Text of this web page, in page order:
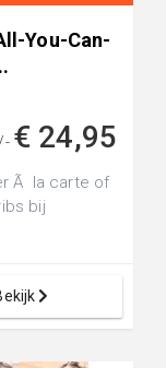
You-Can-
€ 24,95
Ã la carte of
bij